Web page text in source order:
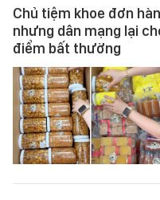
Chủ tiệm khoe đơn
nhưng dân mạng lại
điểm bất thường